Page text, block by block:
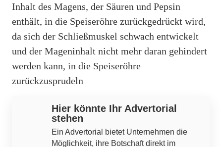
Inhalt des Magens, der Säuren und Pepsin
enthält, in die Speiseröhre zurückgedrückt wird,
da sich der Schließmuskel schwach entwickelt
und der Mageninhalt nicht mehr daran gehindert
werden kann, in die Speiseröhre
zurückzusprudeln
Hier könnte Ihr Advertorial
stehen
Ein Advertorial bietet Unternehmen die
Möglichkeit, ihre Botschaft direkt im